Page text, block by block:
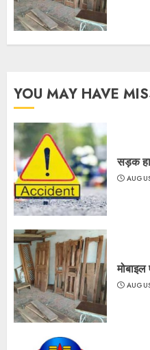
YOU MAY HAVE
सड़क